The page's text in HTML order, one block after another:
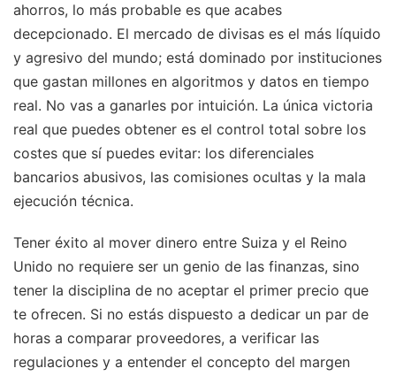
ahorros, lo más probable es que acabes
decepcionado. El mercado de divisas es el más líquido
y agresivo del mundo; está dominado por instituciones
que gastan millones en algoritmos y datos en tiempo
real. No vas a ganarles por intuición. La única victoria
real que puedes obtener es el control total sobre los
costes que sí puedes evitar: los diferenciales
bancarios abusivos, las comisiones ocultas y la mala
ejecución técnica.
Tener éxito al mover dinero entre Suiza y el Reino
Unido no requiere ser un genio de las finanzas, sino
tener la disciplina de no aceptar el primer precio que
te ofrecen. Si no estás dispuesto a dedicar un par de
horas a comparar proveedores, a verificar las
regulaciones y a entender el concepto del margen